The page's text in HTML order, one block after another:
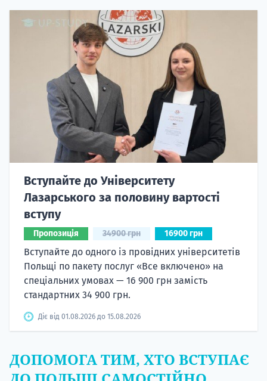
Вступайте до Університету
Лазарського за половину вартості
вступу
Пропозиція 34900 грн 16900 грн
Вступайте до одного із провідних університетів
Польщі по пакету послуг «Все включено» на
спеціальних умовах — 16 900 грн замість
стандартних 34 900 грн.
Діє від 01.08.2026 до 15.08.2026
ДОПОМОГА ТИМ, ХТО ВСТУПАЄ